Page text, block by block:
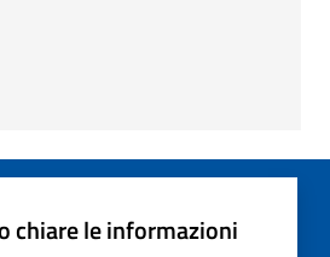
chiare le informazioni